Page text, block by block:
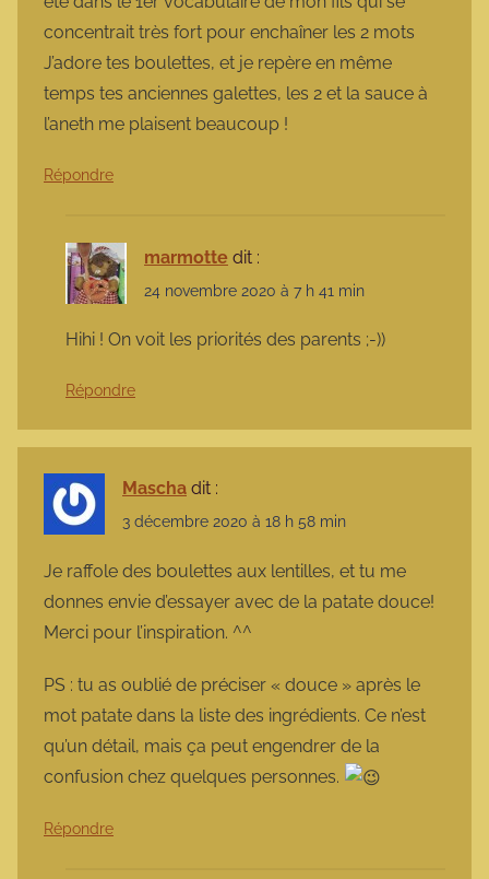
concentrait très fort pour enchaîner les 2 mots
J’adore tes boulettes, et je repère en même
temps tes anciennes galettes, les 2 et la sauce à
l’aneth me plaisent beaucoup !
Répondre
marmotte dit :
24 novembre 2020 à 7 h 41 min
Hihi ! On voit les priorités des parents ;-))
Répondre
Mascha dit :
3 décembre 2020 à 18 h 58 min
Je raffole des boulettes aux lentilles, et tu me
donnes envie d’essayer avec de la patate douce!
Merci pour l’inspiration. ^^
PS : tu as oublié de préciser « douce » après le
mot patate dans la liste des ingrédients. Ce n’est
qu’un détail, mais ça peut engendrer de la
confusion chez quelques personnes.
Répondre